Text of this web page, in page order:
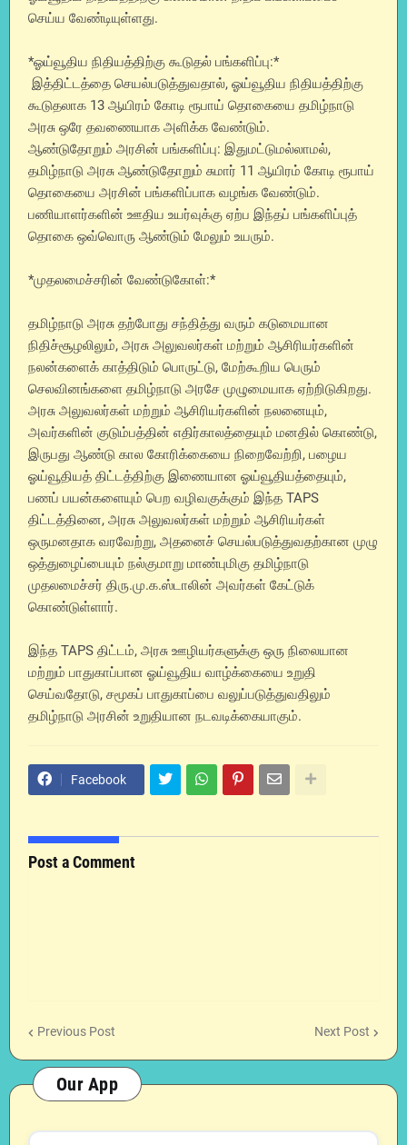
செய்ய வேண்டியுள்ளது.
*ஓய்வூதிய நிதியத்திற்கு கூடுதல் பங்களிப்பு:*
இத்திட்டத்தை செயல்படுத்துவதால், ஓய்வூதிய நிதியத்திற்கு
கூடுதலாக 13 ஆயிரம் கோடி ரூபாய் தொகையை தமிழ்நாடு
அரசு ஒரே தவணையாக அளிக்க வேண்டும்.
ஆண்டுதோறும் அரசின் பங்களிப்பு: இதுமட்டுமல்லாமல்,
தமிழ்நாடு அரசு ஆண்டுதோறும் சுமார் 11 ஆயிரம் கோடி ரூபாய்
தொகையை அரசின் பங்களிப்பாக வழங்க வேண்டும்.
பணியாளர்களின் ஊதிய உயர்வுக்கு ஏற்ப இந்தப் பங்களிப்புத்
தொகை ஒவ்வொரு ஆண்டும் மேலும் உயரும்.
*முதலமைச்சரின் வேண்டுகோள்:*
தமிழ்நாடு அரசு தற்போது சந்தித்து வரும் கடுமையான
நிதிச்சூழலிலும், அரசு அலுவலர்கள் மற்றும் ஆசிரியர்களின்
நலன்களைக் காத்திடும் பொருட்டு, மேற்கூறிய பெரும்
செலவினங்களை தமிழ்நாடு அரசே முழுமையாக ஏற்றிடுகிறது.
அரசு அலுவலர்கள் மற்றும் ஆசிரியர்களின் நலனையும்,
அவர்களின் குடும்பத்தின் எதிர்காலத்தையும் மனதில் கொண்டு,
இருபது ஆண்டு கால கோரிக்கையை நிறைவேற்றி, பழைய
ஓய்வூதியத் திட்டத்திற்கு இணையான ஓய்வூதியத்தையும்,
பணப் பயன்களையும் பெற வழிவகுக்கும் இந்த TAPS
திட்டத்தினை, அரசு அலுவலர்கள் மற்றும் ஆசிரியர்கள்
ஒருமனதாக வரவேற்று, அதனைச் செயல்படுத்துவதற்கான முழு
ஒத்துழைப்பையும் நல்குமாறு மாண்புமிகு தமிழ்நாடு
முதலமைச்சர் திரு.மு.க.ஸ்டாலின் அவர்கள் கேட்டுக்
கொண்டுள்ளார்.
இந்த TAPS திட்டம், அரசு ஊழியர்களுக்கு ஒரு நிலையான
மற்றும் பாதுகாப்பான ஓய்வூதிய வாழ்க்கையை உறுதி
செய்வதோடு, சமூகப் பாதுகாப்பை வலுப்படுத்துவதிலும்
தமிழ்நாடு அரசின் உறுதியான நடவடிக்கையாகும்.
Facebook
Post a Comment
Previous Post Next Post
Our App